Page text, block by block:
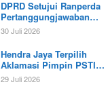
DPRD Setujui Ranperda
Pertanggungjawaban
APBD Kepri 2025
30 Juli 2026
Hendra Jaya Terpilih
Aklamasi Pimpin PSTI
Kota Tanjungpinang
29 Juli 2026